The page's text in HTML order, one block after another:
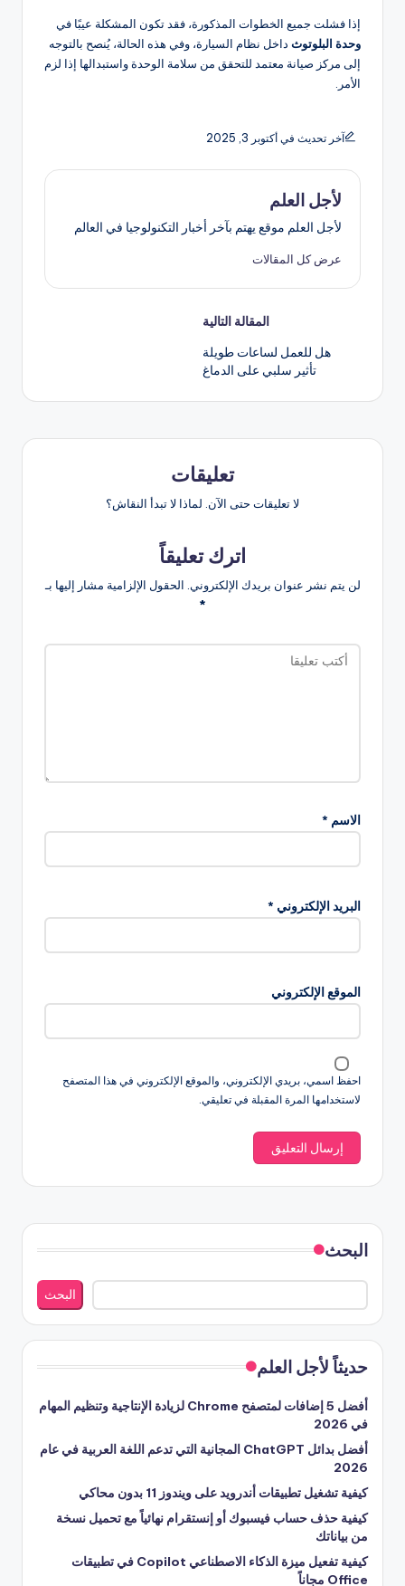
إذا فشلت جميع الخطوات المذكورة، فقد تكون المشكلة عيبًا في
وحدة البلوتوث داخل نظام السيارة، وفي هذه الحالة، يُنصح بالتوجه
إلى مركز صيانة معتمد للتحقق من سلامة الوحدة واستبدالها إذا لزم
الأمر.
آخر تحديث في أكتوبر 3, 2025
لأجل العلم
لأجل العلم موقع يهتم بآخر أخبار التكنولوجيا في العالم
عرض كل المقالات
المقالات
المقالة التالية
هل للعمل لساعات طويلة
تأثير سلبي على الدماغ
تعليقات
لا تعليقات حتى الآن. لماذا لا تبدأ النقاش؟
اترك تعليقاً
لن يتم نشر عنوان بريدك الإلكتروني. الحقول الإلزامية مشار إليها بـ
*
الاسم *
البريد الإلكتروني *
الموقع الإلكتروني
احفظ اسمي، بريدي الإلكتروني، والموقع الإلكتروني في هذا المتصفح
لاستخدامها المرة المقبلة في تعليقي.
البحث
البحث
حديثاً لأجل العلم
أفضل 5 إضافات لمتصفح Chrome لزيادة الإنتاجية وتنظيم المهام
في 2026
أفضل بدائل ChatGPT المجانية التي تدعم اللغة العربية في عام
2026
كيفية تشغيل تطبيقات أندرويد على ويندوز 11 بدون محاكي
كيفية حذف حساب فيسبوك أو إنستقرام نهائياً مع تحميل نسخة
من بياناتك
كيفية تفعيل ميزة الذكاء الاصطناعي Copilot في تطبيقات
Office مجاناً